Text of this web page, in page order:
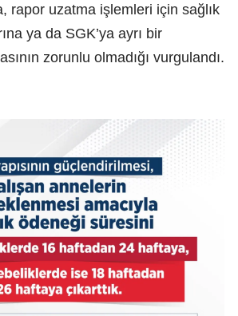
rapor uzatma işlemleri için sağlık
ya da SGK’ya ayrı bir
zorunlu olmadığı vurgulandı.